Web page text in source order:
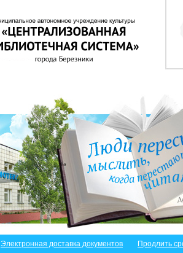
Электронная доставка документов Продлить